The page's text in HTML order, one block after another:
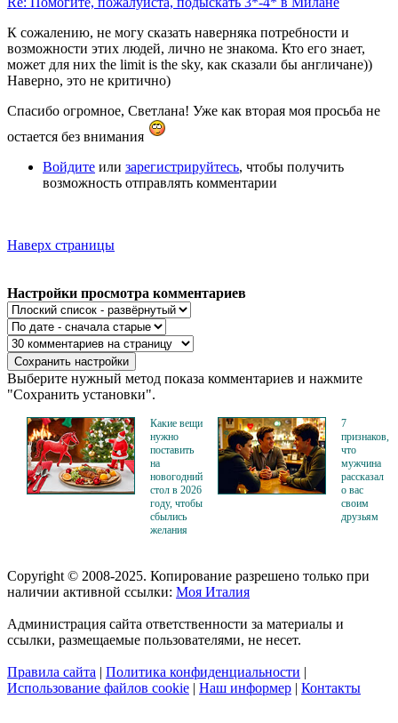
К сожалению, не могу сказать наверняка потребности и
возможности этих людей, лично не знакома. Кто его знает,
может для них the limit is the sky, как сказали бы англичане))
Наверно, это не критично)
Спасибо огромное, Светлана! Уже как вторая моя просьба не
остается без внимания
Войдите или зарегистрируйтесь, чтобы получить
возможность отправлять комментарии
Наверх страницы
Настройки просмотра комментариев
Выберите нужный метод показа комментариев и нажмите
"Сохранить установки".
Какие вещи
нужно
поставить
на
новогодний
стол в 2026
году, чтобы
сбылись
желания
7
признаков,
что
мужчина
рассказал
о вас
своим
друзьям
Copyright © 2008-2025. Копирование разрешено только при
наличии активной ссылки: Моя Италия
Администрация сайта ответственности за материалы и
ссылки, размещаемые пользователями, не несет.
Правила сайта | Политика конфиденциальности |
Использование файлов cookie | Наш информер | Контакты